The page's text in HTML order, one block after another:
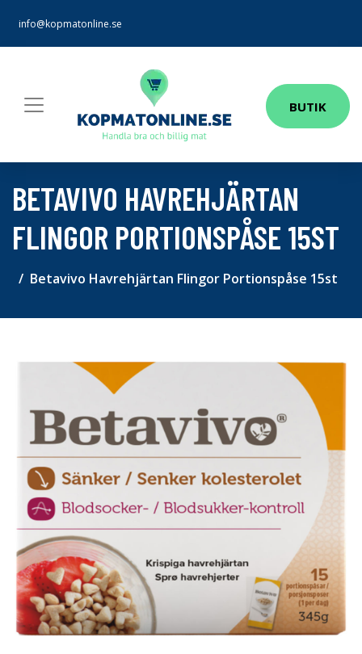
info@kopmatonline.se
BUTIK
BETAVIVO HAVREHJÄRTAN
FLINGOR PORTIONSPÅSE 15ST
Betavivo Havrehjärtan Flingor Portionspåse 15st